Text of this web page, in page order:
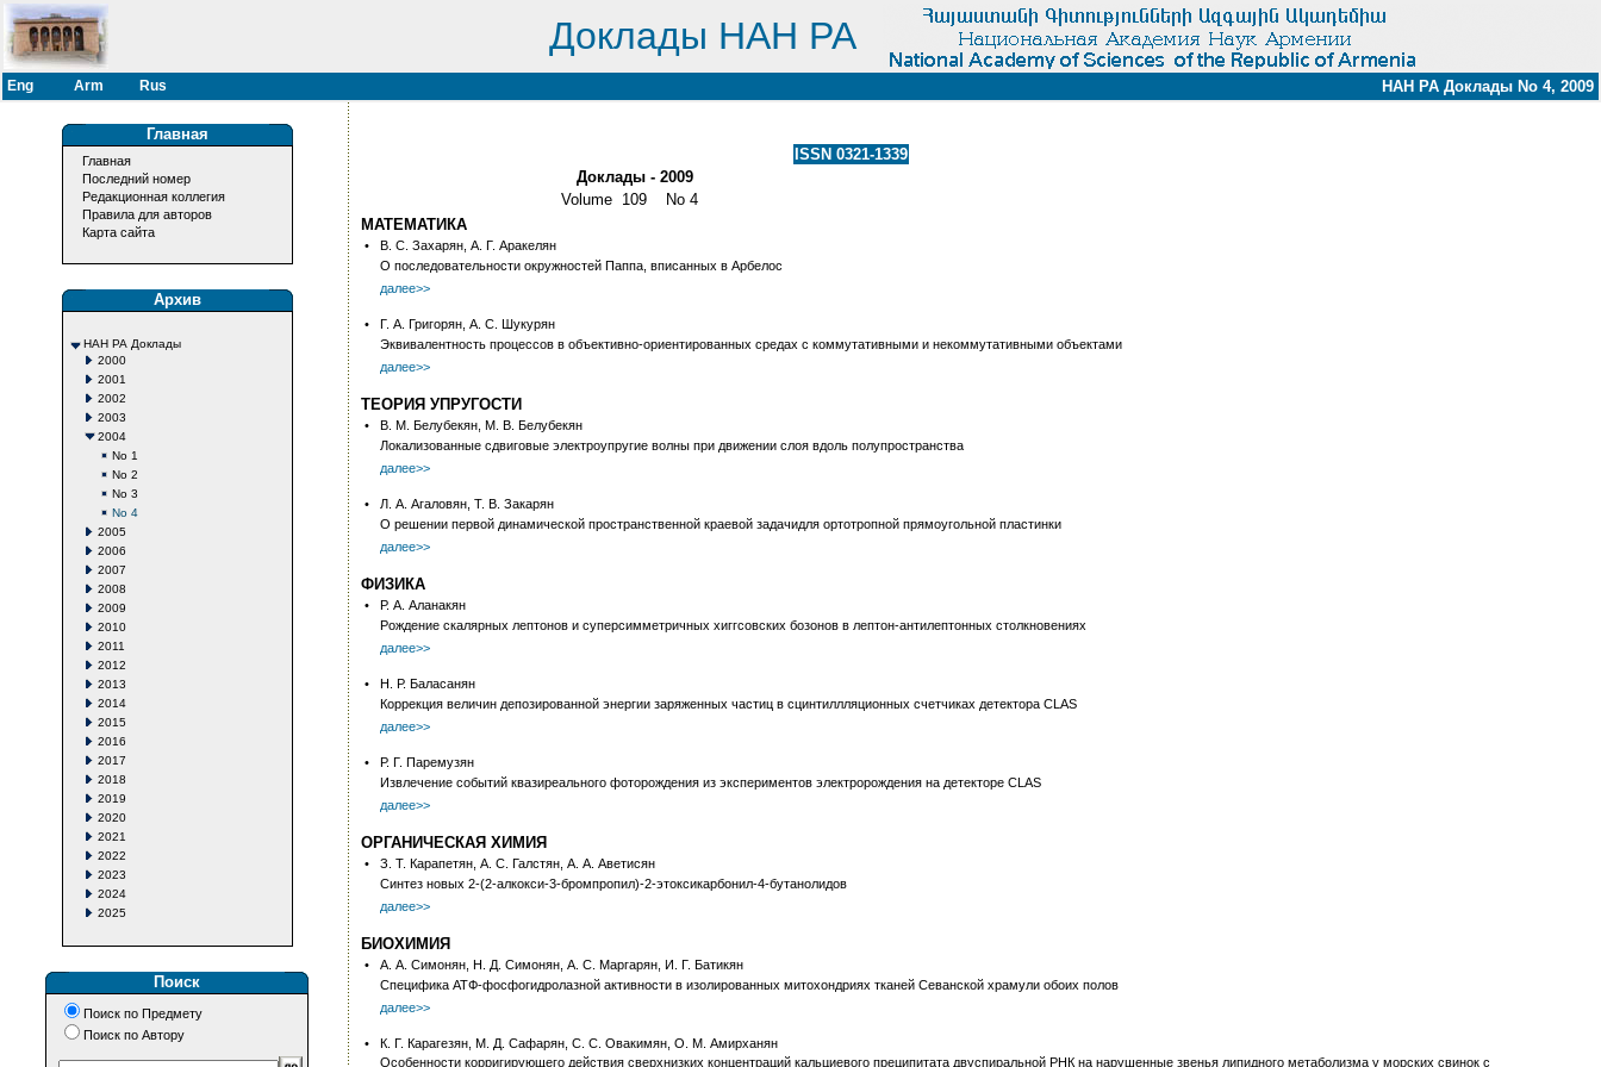
Доклады НАН РА
Eng Arm Rus НАН РА Доклады No 4, 2009
Главная
Главная
Последний номер
Редакционная коллегия
Правила для авторов
Карта сайта
Архив
НАН РА Доклады
2000
2001
2002
2003
2004
No 1
No 2
No 3
No 4
2005
2006
2007
2008
2009
2010
2011
2012
2013
2014
2015
2016
2017
2018
2019
2020
2021
2022
2023
2024
2025
Поиск
Поиск по Предмету
Поиск по Автору
ISSN 0321-1339
Доклады - 2009
Volume 109 No 4
МАТЕМАТИКА
•
В. С. Захарян, А. Г. Аракелян
О последовательности окружностей Паппа, вписанных в Арбелос
далее>>
•
Г. А. Григорян, А. С. Шукурян
Эквивалентность процессов в объективно-ориентированных средах с коммутативными и некоммутативными объектами
далее>>
ТЕОРИЯ УПРУГОСТИ
•
В. М. Белубекян, М. В. Белубекян
Локализованные сдвиговые электроупругие волны при движении слоя вдоль полупространства
далее>>
•
Л. А. Агаловян, Т. В. Закарян
О решении первой динамической пространственной краевой задачидля ортотропной прямоугольной пластинки
далее>>
ФИЗИКА
•
Р. А. Аланакян
Рождение скалярных лептонов и суперсимметричных хиггсовских бозонов в лептон-антилептонных столкновениях
далее>>
•
Н. Р. Баласанян
Коррекция величин депозированной энергии заряженных частиц в сцинтиллляционных счетчиках детектора CLAS
далее>>
•
Р. Г. Паремузян
Извлечение событий квазиреального фоторождения из экспериментов электророждения на детекторе CLAS
далее>>
ОРГАНИЧЕСКАЯ ХИМИЯ
•
З. Т. Карапетян, А. С. Галстян, А. А. Аветисян
Синтез новых 2-(2-алкокси-3-бромпропил)-2-этоксикарбонил-4-бутанолидов
далее>>
БИОХИМИЯ
•
А. А. Симонян, Н. Д. Симонян, А. С. Маргарян, И. Г. Батикян
Специфика АТФ-фосфогидролазной активности в изолированных митохондриях тканей Севанской храмули обоих полов
далее>>
•
К. Г. Карагезян, М. Д. Сафарян, С. С. Овакимян, О. М. Амирханян
Особенности корригирующего действия сверхнизких концентраций кальциевого преципитата двуспиральной РНК на нарушенные звенья липидного метаболизма у морских свинок с